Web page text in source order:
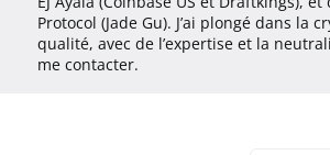
Protocol (Jade Gu). J’ai plongé dans
qualité, avec de l’expertise et la
me contacter.